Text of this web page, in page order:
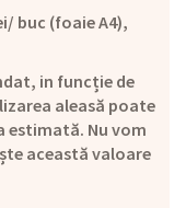
buc (foaie A4),
in funcție de
aleasă poate
estimată. Nu vom
această valoare